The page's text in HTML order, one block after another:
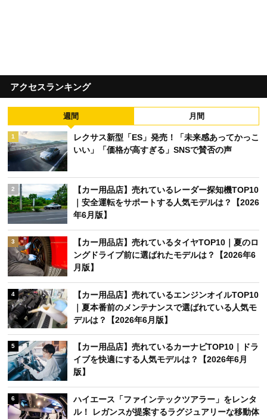
アクセスランキング
週間 月間
1
レクサス新型「ES」発売！「未来感あってかっこ
いい」「価格が高すぎる」SNSで賛否の声
2
【カー用品店】売れているレーダー探知機TOP10
｜安全運転をサポートする人気モデルは？【2026
年6月版】
3
【カー用品店】売れているタイヤTOP10｜夏のロ
ングドライブ前に選ばれたモデルは？【2026年6
月版】
4
【カー用品店】売れているエンジンオイルTOP10
｜夏本番前のメンテナンスで選ばれている人気モ
デルは？【2026年6月版】
5
【カー用品店】売れているカーナビTOP10｜ドラ
イブを快適にする人気モデルは？【2026年6月
版】
6
ハイエース「ファインテックツアラー」をレンタ
ル！ レガンスが提案するラグジュアリーな移動体